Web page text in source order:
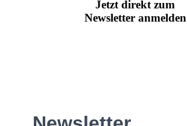
Jetzt direkt zum
Newsletter anmelden